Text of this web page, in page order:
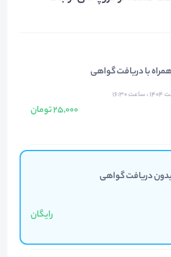
با دریافت گواهی
25,000 تومان
دریافت گواهی
رایگان